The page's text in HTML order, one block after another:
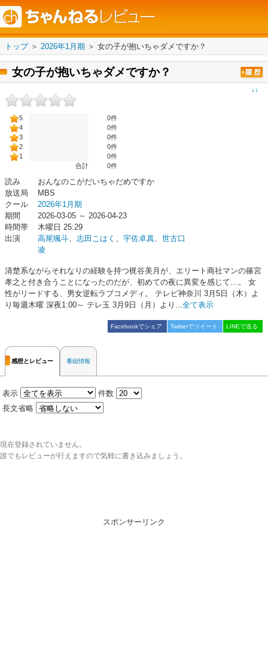
トップ＞ 2026年1月期 ＞ 女の子が抱いちゃダメですか？
女の子が抱いちゃダメですか？
↓↓
5
0件
4
0件
3
0件
2
0件
1
0件
合計
0件
読み
おんなのこがだいちゃだめですか
放送局
MBS
クール
2026年1月期
期間
2026-03-05 ～ 2026-04-23
時間帯
木曜日 25:29
出演
高尾颯斗、 志田こはく 、 宇佐卓真、 世古口
凌
清楚系ながらそれなりの経験を持つ梶谷美月が、エリート商社マンの篠宮
孝之と付き合うことになったのだが、初めての夜に異変を感じて…。 女
性がリードする、男女逆転ラブコメディ。 テレビ神奈川 3月5日（木）よ
り毎週木曜 深夜1:00～ テレ玉 3月9日（月）より...全て表示
Facebookでシェア Twitterでツイート LINEで送る
感想とレビュー 番組情報
表示
件数
長文省略
現在登録されていません。
誰でもレビューが行えますので気軽に書き込みましょう。
スポンサーリンク